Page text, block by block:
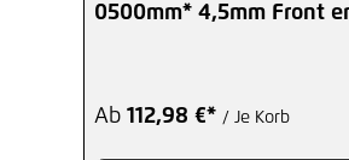
0500mm* 4,5mm Front
Ab 112,98 €* / Je Korb